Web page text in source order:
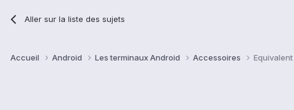
Aller sur la liste des sujets
Accueil Android Les terminaux Android Accessoires